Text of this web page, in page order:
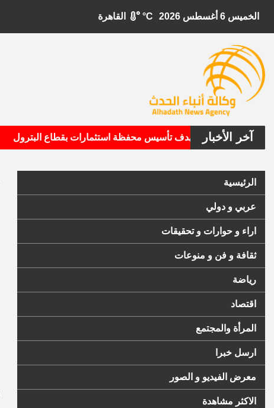
الخميس 6 أغسطس 2026 °C
آخر الأخبار
الأمريكية تستهدف تأسيس محفظة استثمارات بقطاع البترول
الرئيسية
عربي و دولي
اراء و حوارات و تحقيقات
ثقافة و فن و منوعات
رياضة
اقتصاد
المرأة والمجتمع
ارسل خبرا
معرض الفيديو و الصور
الاكثر مشاهدة